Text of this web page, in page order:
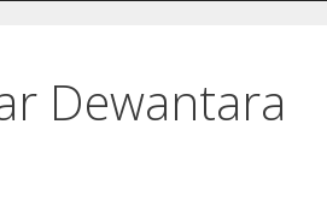
Dewantara